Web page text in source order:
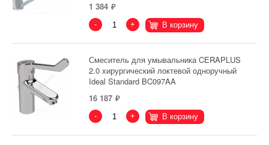
1 384
- + В корзину
Смеситель для умывальника CERAPLUS
2.0 хирургический локтевой одноручный
Ideal Standard BC097AA
16 187
- + В корзину